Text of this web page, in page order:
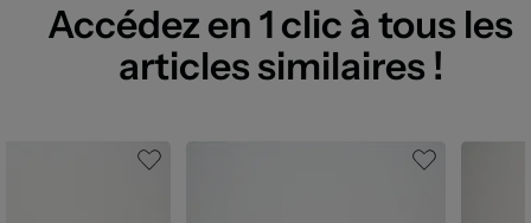
Accédez en 1 clic à tous les
articles similaires !